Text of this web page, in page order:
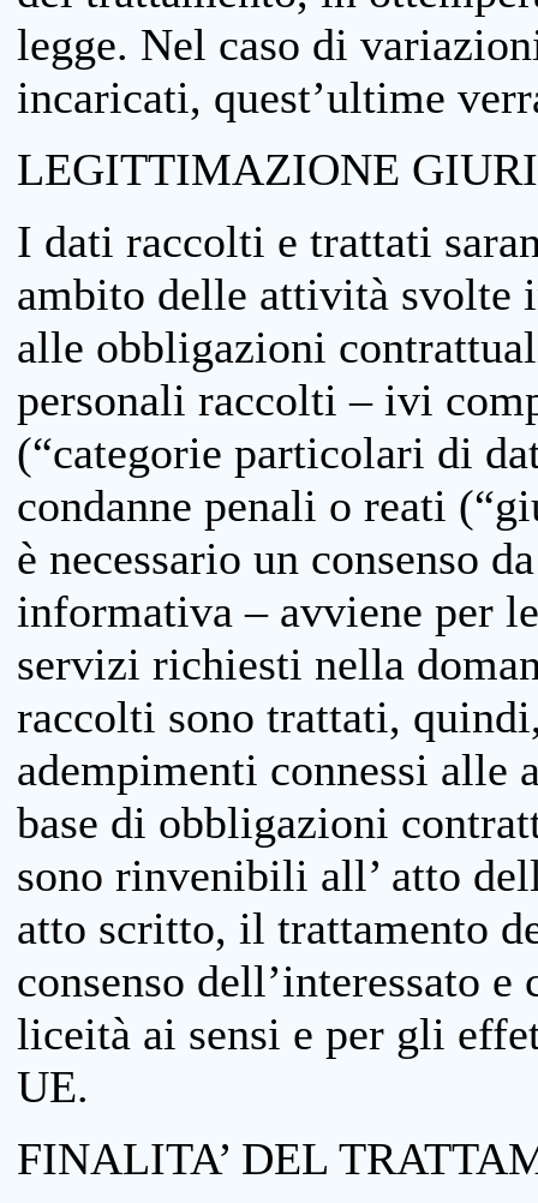
legge. Nel caso di
incaricati, quest’ultime
LEGITTIMAZIONE
I dati raccolti e trattati
ambito delle attività svolte
alle obbligazioni
personali raccolti – ivi
(“categorie particolari di
condanne penali o reati
è necessario un consenso
informativa – avviene per
servizi richiesti nella
raccolti sono trattati,
adempimenti connessi
base di obbligazioni
sono rinvenibili all’ atto
atto scritto, il trattamento
consenso dell’interessato
liceità ai sensi e per gli
UE.
FINALITA’ DEL